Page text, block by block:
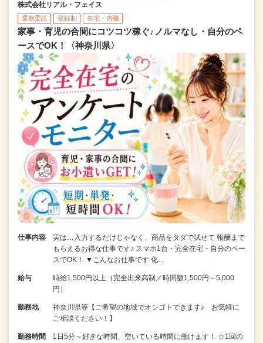
株式会社リアル・フェイス
業務委託 登録制 在宅・内職
家事・育児の合間にコツコツ稼ぐ♪ノルマなし・自分のペ
ースでOK！〈神奈川県〉
仕事内容
実は…入力するだけじゃなく、商品をタダで試せて 報酬まで
もらえるお得な仕事です♪ スマホ1台・完全在宅・自分のペー
スでOK！ ▼こんなお仕事です 化…
給与
時給1,500円以上（完全出来高制／時間額1,500円～5,000
円）
勤務地
神奈川県等【ご希望の地域でオシゴトできます♪ お気軽に
ご相談ください！】
勤務時間
1日5分～好きな時間、空いている時間に働けます！ ☆1回の